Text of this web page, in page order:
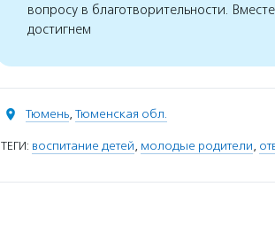
вопросу в благотворительности.
достигнем
Тюмень, Тюменская обл.
ТЕГИ: воспитание детей, молодые родители,